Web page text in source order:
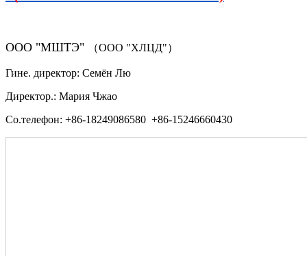
ООО "МШТЭ" （ООО "ХЛЦД"）
Гине. директор: Семён Лю
Директор.: Мария Чжао
Со.телефон: +86-18249086580 +86-15246660430